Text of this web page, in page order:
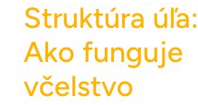
Struktúra úľa:
Ako funguje
včelstvo